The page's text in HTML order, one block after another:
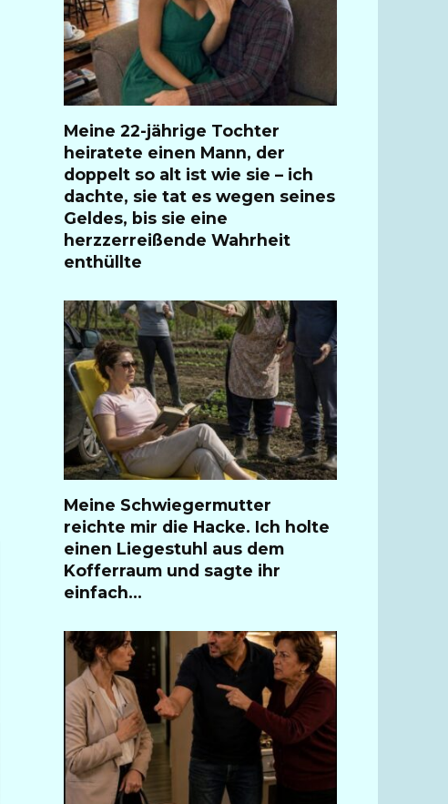
Meine 22-jährige Tochter
heiratete einen Mann, der
doppelt so alt ist wie sie – ich
dachte, sie tat es wegen seines
Geldes, bis sie eine
herzzerreißende Wahrheit
enthüllte
Meine Schwiegermutter
reichte mir die Hacke. Ich holte
einen Liegestuhl aus dem
Kofferraum und sagte ihr
einfach…